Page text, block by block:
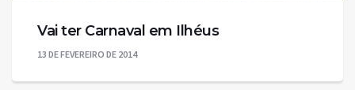
Vai ter Carnaval em Ilhéus
13 DE FEVEREIRO DE 2014